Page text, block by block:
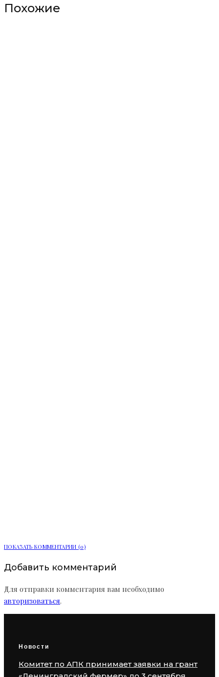
Похожие
ПОКАЗАТЬ КОММЕНТАРИИ (0)
Добавить комментарий
Для отправки комментария вам необходимо
авторизоваться.
Новости
Комитет по АПК принимает заявки на грант